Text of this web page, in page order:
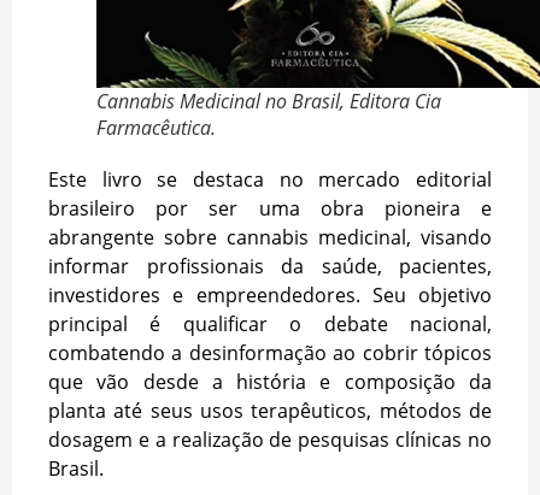
Cannabis Medicinal no Brasil, Editora Cia
Farmacêutica.
Este livro se destaca no mercado editorial
brasileiro por ser uma obra pioneira e
abrangente sobre cannabis medicinal, visando
informar profissionais da saúde, pacientes,
investidores e empreendedores. Seu objetivo
principal é qualificar o debate nacional,
combatendo a desinformação ao cobrir tópicos
que vão desde a história e composição da
planta até seus usos terapêuticos, métodos de
dosagem e a realização de pesquisas clínicas no
Brasil.